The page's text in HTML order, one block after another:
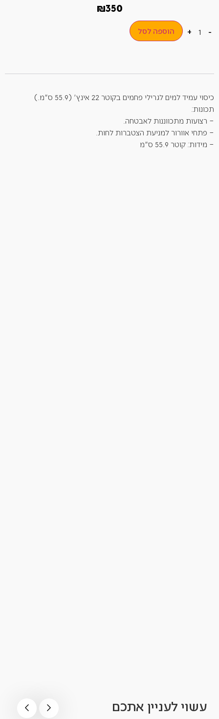
₪350
-
+ הוספה לסל
כיסוי עמיד למים לגרילי פחמים בקוטר 22 אינץ' (55.9 ס"מ.)
תכונות:
– רצועות מתכווננות לאבטחה.
– פתחי אוורור למניעת הצטברות לחות.
– מידות: קוטר 55.9 ס"מ
עשוי לעניין אתכם